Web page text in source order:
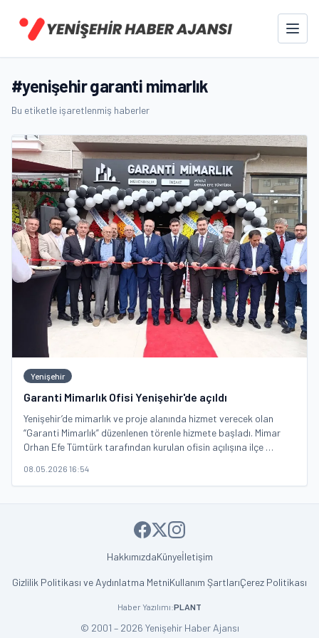
#yenişehir garanti mimarlık
Bu etiketle işaretlenmiş haberler
Yenişehir
Garanti Mimarlık Ofisi Yenişehir'de açıldı
Yenişehir’de mimarlık ve proje alanında hizmet verecek olan
“Garanti Mimarlık” düzenlenen törenle hizmete başladı. Mimar
Orhan Efe Tümtürk tarafından kurulan ofisin açılışına ilçe …
08.05.2026 16:54
HakkımızdaKünyeİletişim
Gizlilik Politikası ve Aydınlatma MetniKullanım ŞartlarıÇerez Politikası
Haber Yazılımı:PLANT
© 2001 – 2026 Yenişehir Haber Ajansı